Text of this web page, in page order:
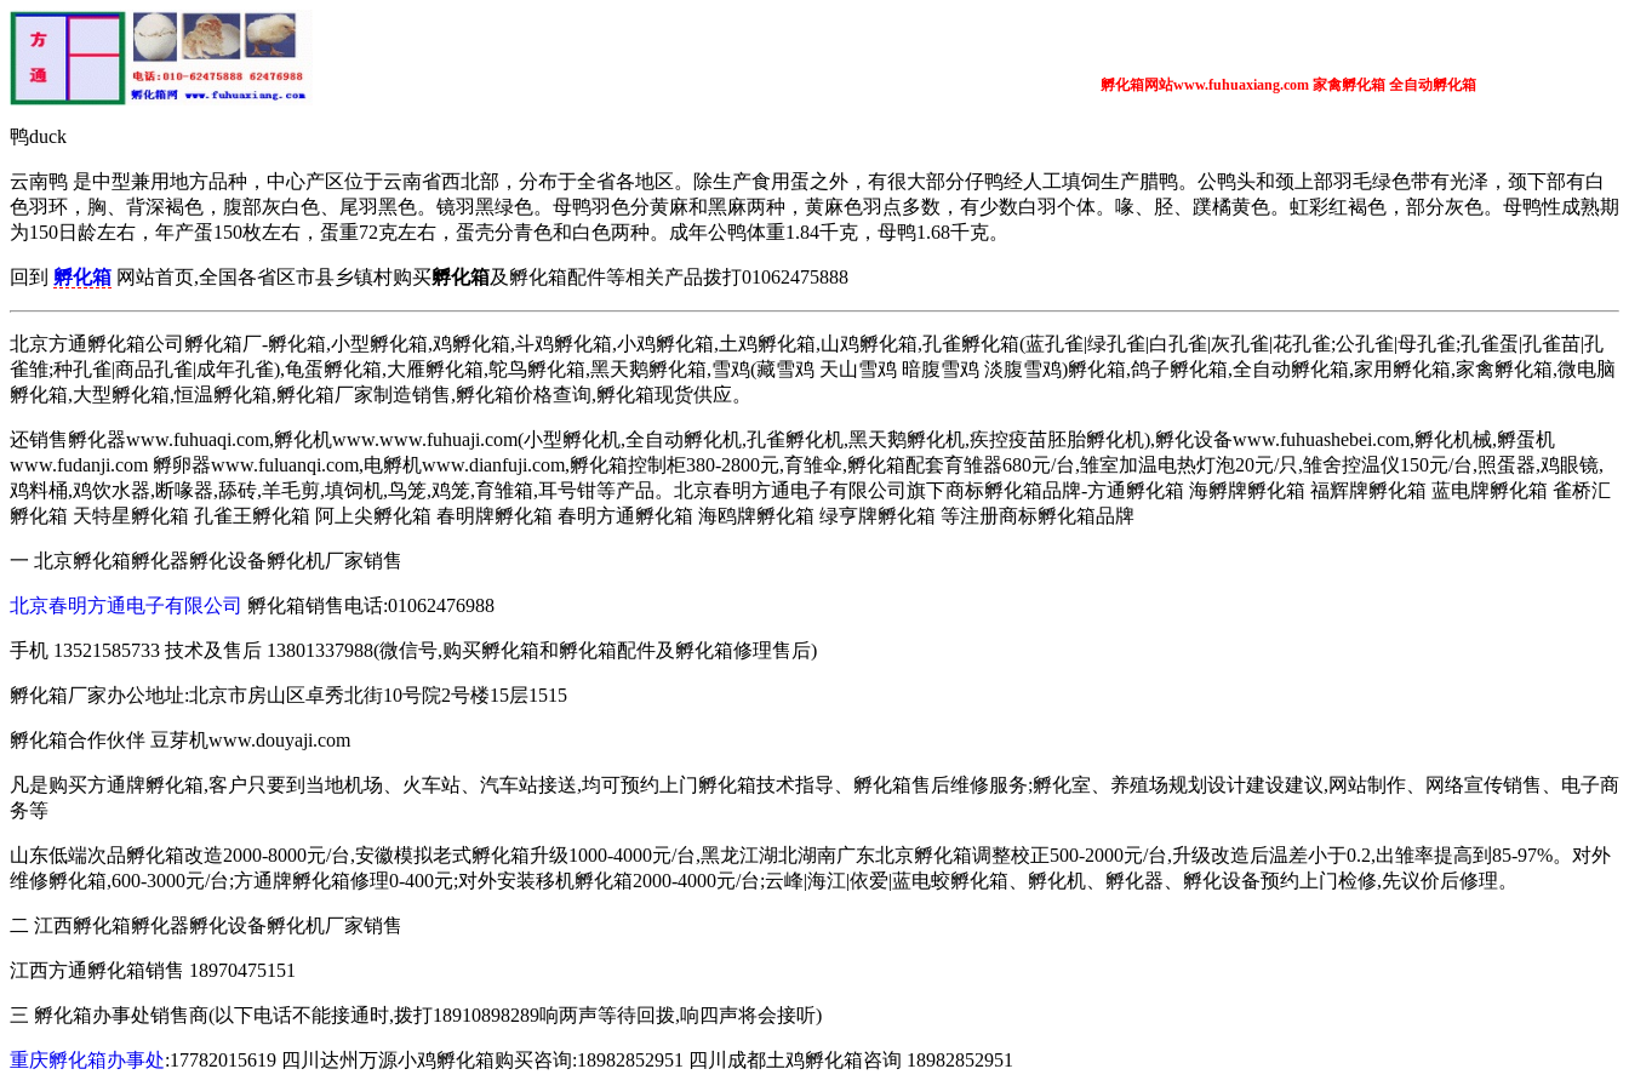
孵化箱网站www.fuhuaxiang.com 家禽孵化箱 全自动孵化箱 土鸡孵化箱 孔雀孵化
鸭duck
云南鸭 是中型兼用地方品种，中心产区位于云南省西北部，分布于全省各地区。除生产食用蛋之外，有很大部分仔鸭经人工填饲生产腊鸭。公鸭头和颈上部羽毛绿色带有光泽，颈下部有白
色羽环，胸、背深褐色，腹部灰白色、尾羽黑色。镜羽黑绿色。母鸭羽色分黄麻和黑麻两种，黄麻色羽点多数，有少数白羽个体。喙、胫、蹼橘黄色。虹彩红褐色，部分灰色。母鸭性成熟期
为150日龄左右，年产蛋150枚左右，蛋重72克左右，蛋壳分青色和白色两种。成年公鸭体重1.84千克，母鸭1.68千克。
回到 孵化箱 网站首页,全国各省区市县乡镇村购买孵化箱及孵化箱配件等相关产品拨打01062475888
北京方通孵化箱公司孵化箱厂-孵化箱,小型孵化箱,鸡孵化箱,斗鸡孵化箱,小鸡孵化箱,土鸡孵化箱,山鸡孵化箱,孔雀孵化箱(蓝孔雀|绿孔雀|白孔雀|灰孔雀|花孔雀;公孔雀|母孔雀;孔雀蛋|孔雀苗|孔
雀雏;种孔雀|商品孔雀|成年孔雀),龟蛋孵化箱,大雁孵化箱,鸵鸟孵化箱,黑天鹅孵化箱,雪鸡(藏雪鸡 天山雪鸡 暗腹雪鸡 淡腹雪鸡)孵化箱,鸽子孵化箱,全自动孵化箱,家用孵化箱,家禽孵化箱,微电脑
孵化箱,大型孵化箱,恒温孵化箱,孵化箱厂家制造销售,孵化箱价格查询,孵化箱现货供应。
还销售孵化器www.fuhuaqi.com,孵化机www.www.fuhuaji.com(小型孵化机,全自动孵化机,孔雀孵化机,黑天鹅孵化机,疾控疫苗胚胎孵化机),孵化设备www.fuhuashebei.com,孵化机械,孵蛋机
www.fudanji.com 孵卵器www.fuluanqi.com,电孵机www.dianfuji.com,孵化箱控制柜380-2800元,育雏伞,孵化箱配套育雏器680元/台,雏室加温电热灯泡20元/只,雏舍控温仪150元/台,照蛋器,鸡眼镜,
鸡料桶,鸡饮水器,断喙器,舔砖,羊毛剪,填饲机,鸟笼,鸡笼,育雏箱,耳号钳等产品。北京春明方通电子有限公司旗下商标孵化箱品牌-方通孵化箱 海孵牌孵化箱 福辉牌孵化箱 蓝电牌孵化箱 雀桥汇
孵化箱 天特星孵化箱 孔雀王孵化箱 阿上尖孵化箱 春明牌孵化箱 春明方通孵化箱 海鸥牌孵化箱 绿亨牌孵化箱 等注册商标孵化箱品牌
一 北京孵化箱孵化器孵化设备孵化机厂家销售
北京春明方通电子有限公司 孵化箱销售电话:01062476988
手机 13521585733 技术及售后 13801337988(微信号,购买孵化箱和孵化箱配件及孵化箱修理售后)
孵化箱厂家办公地址:北京市房山区卓秀北街10号院2号楼15层1515
孵化箱合作伙伴 豆芽机www.douyaji.com
凡是购买方通牌孵化箱,客户只要到当地机场、火车站、汽车站接送,均可预约上门孵化箱技术指导、孵化箱售后维修服务;孵化室、养殖场规划设计建设建议,网站制作、网络宣传销售、电子商
务等
山东低端次品孵化箱改造2000-8000元/台,安徽模拟老式孵化箱升级1000-4000元/台,黑龙江湖北湖南广东北京孵化箱调整校正500-2000元/台,升级改造后温差小于0.2,出雏率提高到85-97%。对外
维修孵化箱,600-3000元/台;方通牌孵化箱修理0-400元;对外安装移机孵化箱2000-4000元/台;云峰|海江|依爱|蓝电蛟孵化箱、孵化机、孵化器、孵化设备预约上门检修,先议价后修理。
二 江西孵化箱孵化器孵化设备孵化机厂家销售
江西方通孵化箱销售 18970475151
三 孵化箱办事处销售商(以下电话不能接通时,拨打18910898289响两声等待回拨,响四声将会接听)
重庆孵化箱办事处:17782015619 四川达州万源小鸡孵化箱购买咨询:18982852951 四川成都土鸡孵化箱咨询 18982852951